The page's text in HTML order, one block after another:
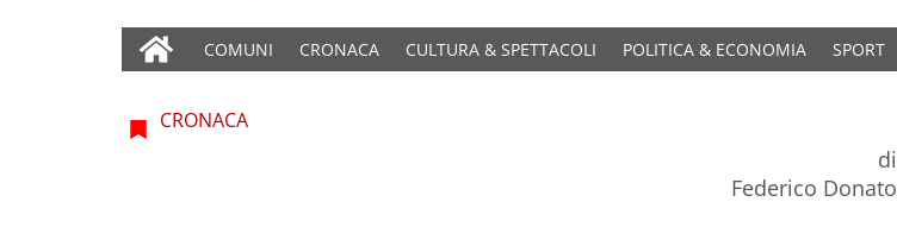
COMUNI CRONACA CULTURA & SPETTACOLI POLITICA & ECONOMIA SPORT
CRONACA
di
Federico Donato